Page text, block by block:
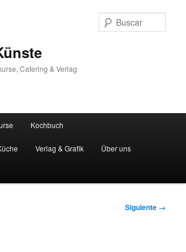
Catering & Verlag
Kochbuch
Verlag & Grafik Über uns
Siguiente →